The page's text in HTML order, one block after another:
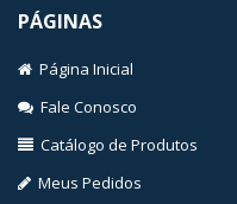
PÁGINAS
Página Inicial
Fale Conosco
Catálogo de Produtos
Meus Pedidos